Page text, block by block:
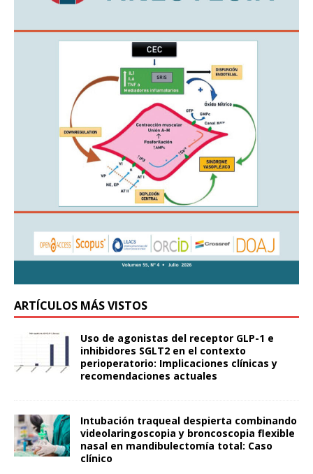
ARTÍCULOS MÁS VISTOS
Uso de agonistas del receptor GLP-1 e
inhibidores SGLT2 en el contexto
perioperatorio: Implicaciones clínicas y
recomendaciones actuales
Intubación traqueal despierta combinando
videolaringoscopia y broncoscopia flexible
nasal en mandibulectomía total: Caso
clínico